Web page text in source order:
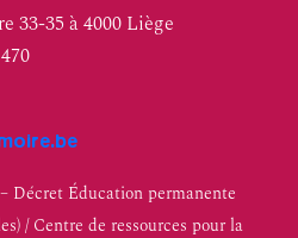
33-35 à 4000 Liège
Décret Éducation permanente
/ Centre de ressources pour la